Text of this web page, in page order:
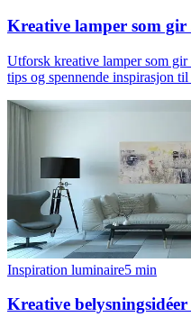
Kreative lamper som
Utforsk kreative lamper som
tips og spennende inspirasjon
Inspiration luminaire5 min
Kreative